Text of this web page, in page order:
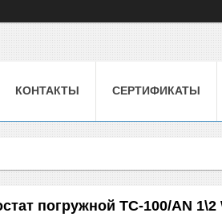
КОНТАКТЫ СЕРТИФИКАТЫ
погружной ТС-100/AN 1\2